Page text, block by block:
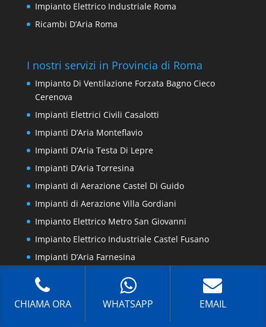
Impianto Elettrico Industriale Roma
Ricambi D’Aria Roma
I nostri servizi in Provincia di Roma
Impianto Di Ventilazione Forzata Bagno Cieco
Cerenova
Impianti Elettrici Civili Casalotti
Impianti D’Aria Monteflavio
Impianti D’Aria Testa Di Lepre
Impianti D’Aria Torresina
Impianti di Aerazione Castel Di Guido
Impianti di Aerazione Villa Gordiani
Impianto Elettrico Metro San Giovanni
Impianto Elettrico Industriale Castel Fusano
Impianti D’Aria Farnesina
CHIAMA ORA WHATSAPP EMAIL